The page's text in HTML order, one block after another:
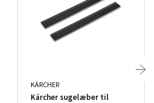
KÄRCHER
Kärcher sugelæber til